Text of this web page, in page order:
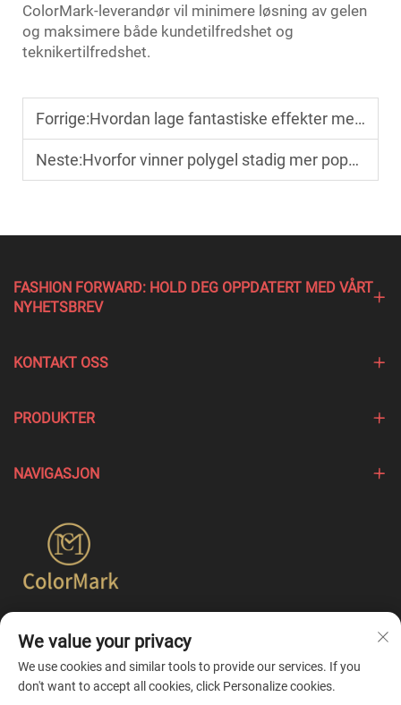
ColorMark-leverandør vil minimere løsning av gelen
og maksimere både kundetilfredshet og
teknikertilfredshet.
Forrige:Hvordan lage fantastiske effekter med katteøye-gelpoler?
Neste:Hvorfor vinner polygel stadig mer popularitet i neglestudioer?
FASHION FORWARD: HOLD DEG OPPDATERT MED VÅRT
NYHETSBREV
KONTAKT OSS
PRODUKTER
NAVIGASJON
unike egenskapene til ulike merker og tilbyr enkeltstående
tilpassingstjenester.
We value your privacy
We use cookies and similar tools to provide our services. If you
don't want to accept all cookies, click Personalize cookies.